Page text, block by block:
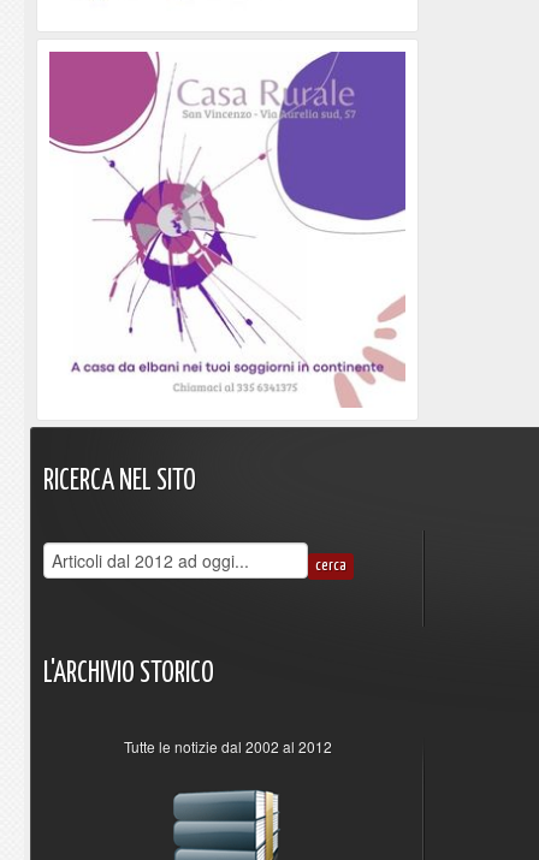
RICERCA NEL SITO
L'ARCHIVIO STORICO
Tutte le notizie dal 2002 al 2012